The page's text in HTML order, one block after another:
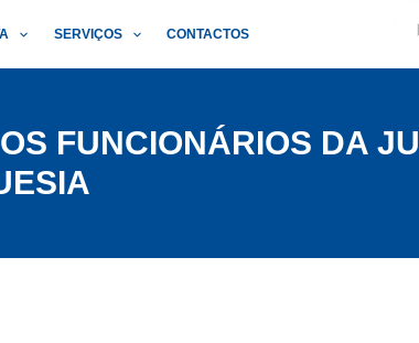
SERVIÇOS CONTACTOS
FUNCIONÁRIOS DA